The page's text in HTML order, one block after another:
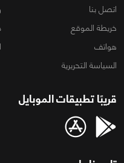
اتصل بنا
خريطة الموقع
هواتف
السياسة التحريرية
قريبًا تطبيقات الموبايل